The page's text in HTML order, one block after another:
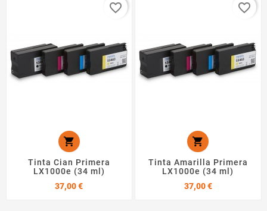

Tinta Cian Primera
LX1000e (34 ml)
37,00 €Precio
favorite_border

Tinta Amarilla Primera
LX1000e (34 ml)
37,00 €Precio
favorite_border